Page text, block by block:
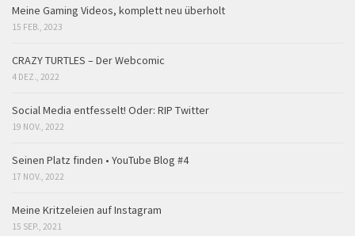
Meine Gaming Videos, komplett neu überholt
15 FEB., 2023
CRAZY TURTLES – Der Webcomic
4 DEZ., 2022
Social Media entfesselt! Oder: RIP Twitter
19 NOV., 2022
Seinen Platz finden • YouTube Blog #4
17 NOV., 2022
Meine Kritzeleien auf Instagram
15 SEP., 2021